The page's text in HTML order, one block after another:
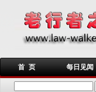
首 页 每日见闻